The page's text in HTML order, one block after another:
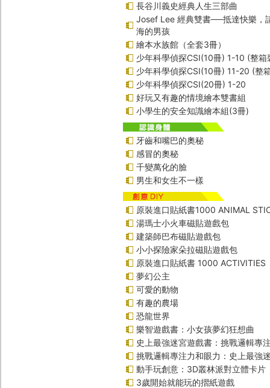
長谷川義史經典人生三部曲
Josef Lee 經典雙書──抵達快樂，
海的男孩
繪本水族館（全套3冊）
少年科學偵探CSI(10冊) 1-10 (整箱
少年科學偵探CSI(10冊) 11-20 (整
少年科學偵探CSI(20冊) 1-20
好玩又有趣的情境繪本雙書組
小學生的安全知識繪本組(3冊)
牙齒和嘴巴的奧秘
感冒的奧秘
千變萬化的臉
男生和女生不一樣
原裝進口貼紙書1000 ANIMAL
湯瑪士小火車磁貼遊戲包
建築師巴布磁貼遊戲包
小小探險家朵拉磁貼遊戲包
原裝進口貼紙書 1000 ACTIVITIES
夢幻公主
可愛的動物
有趣的農場
恐龍世界
樂智遊戲書：小女孩夢幻狂想曲
史上最強迷宮遊戲書：挑戰邏輯專
挑戰邏輯專注力和眼力：史上最強
動手玩創意：3D叢林派對立體卡片
3歲開始就能玩的摺紙遊戲